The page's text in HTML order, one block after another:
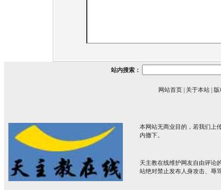
站内搜索：
网站首页 关于本站 版
本网站无商业目的，若我们上
内撤下。
天主教在线维护网友自由评论
站绝对禁止发布人身攻击、辱